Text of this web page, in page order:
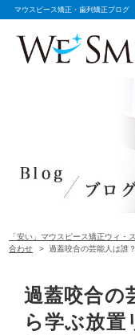
マウスピース矯正・歯列矯正ブログ
「安い」マウスピース矯正ウィ・
合わせ
過蓋咬合の芸能人は誰
過蓋咬合の
ら学ぶ放置